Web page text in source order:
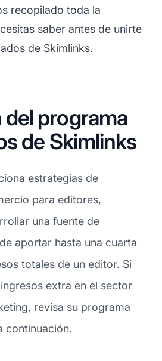
recopilado toda la
saber antes de unirte
de Skimlinks.
del programa
de Skimlinks
estrategias de
para editores,
una fuente de
aportar hasta una cuarta
totales de un editor. Si
extra en el sector
revisa su programa
continuación.